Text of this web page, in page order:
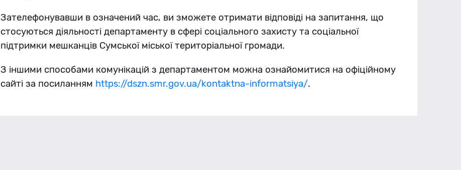
Зателефонувавши в означений час, ви зможете отримати відповіді на запитання, що
стосуються діяльності департаменту в сфері соціального захисту та соціальної
підтримки мешканців Сумської міської територіальної громади.
З іншими способами комунікацій з департаментом можна ознайомитися на офіційному
сайті за посиланням https://dszn.smr.gov.ua/kontaktna-informatsiya/.